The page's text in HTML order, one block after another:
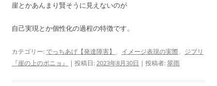
崖とかあんまり賢そうに見えないのが
自己実現とか個性化の過程の特徴です。
カテゴリー: でっちあげ【発達障害】 、 イメージ表現の実際、 ジブリ
『崖の上のポニョ』
| 投稿日:2023年8月30日 | 投稿者:翠雨